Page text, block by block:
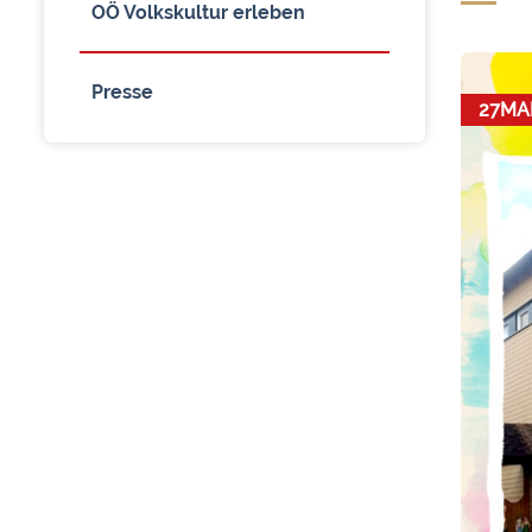
OÖ Volkskultur erleben
Presse
27